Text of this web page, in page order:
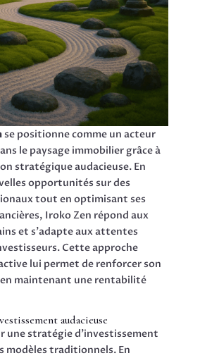
se positionne comme un acteur
le paysage immobilier grâce à
stratégique audacieuse. En
opportunités sur des
tout en optimisant ses
Iroko Zen répond aux
et s’adapte aux attentes
Cette approche
lui permet de renforcer son
maintenant une rentabilité
audacieuse
une stratégie d’investissement
modèles traditionnels. En